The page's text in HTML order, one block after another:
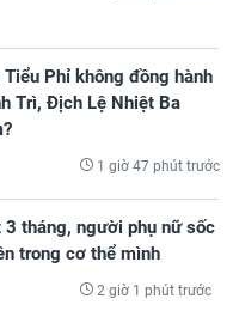
Phỉ không đồng hành
Trì, Địch Lệ Nhiệt Ba
1 giờ 47 phút trước
3 tháng, người phụ nữ sốc
trong cơ thể mình
2 giờ 1 phút trước